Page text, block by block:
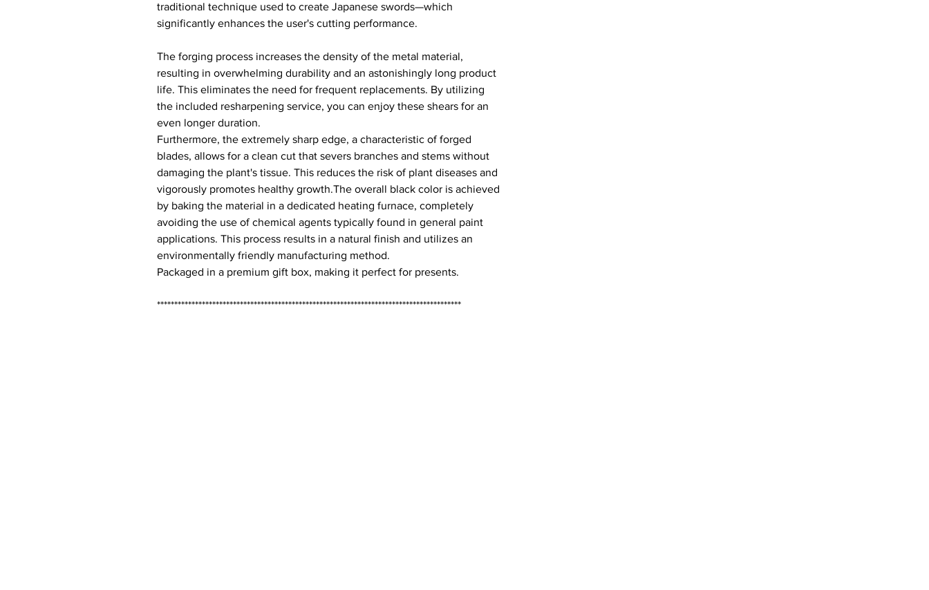
traditional technique used to create Japanese swords—which
significantly enhances the user's cutting performance.
The forging process increases the density of the metal material,
resulting in overwhelming durability and an astonishingly long product
life. This eliminates the need for frequent replacements. By utilizing
the included resharpening service, you can enjoy these shears for an
even longer duration.
Furthermore, the extremely sharp edge, a characteristic of forged
blades, allows for a clean cut that severs branches and stems without
damaging the plant's tissue. This reduces the risk of plant diseases and
vigorously promotes healthy growth.The overall black color is achieved
by baking the material in a dedicated heating furnace, completely
avoiding the use of chemical agents typically found in general paint
applications. This process results in a natural finish and utilizes an
environmentally friendly manufacturing method.
Packaged in a premium gift box, making it perfect for presents.
****************************************************************************************